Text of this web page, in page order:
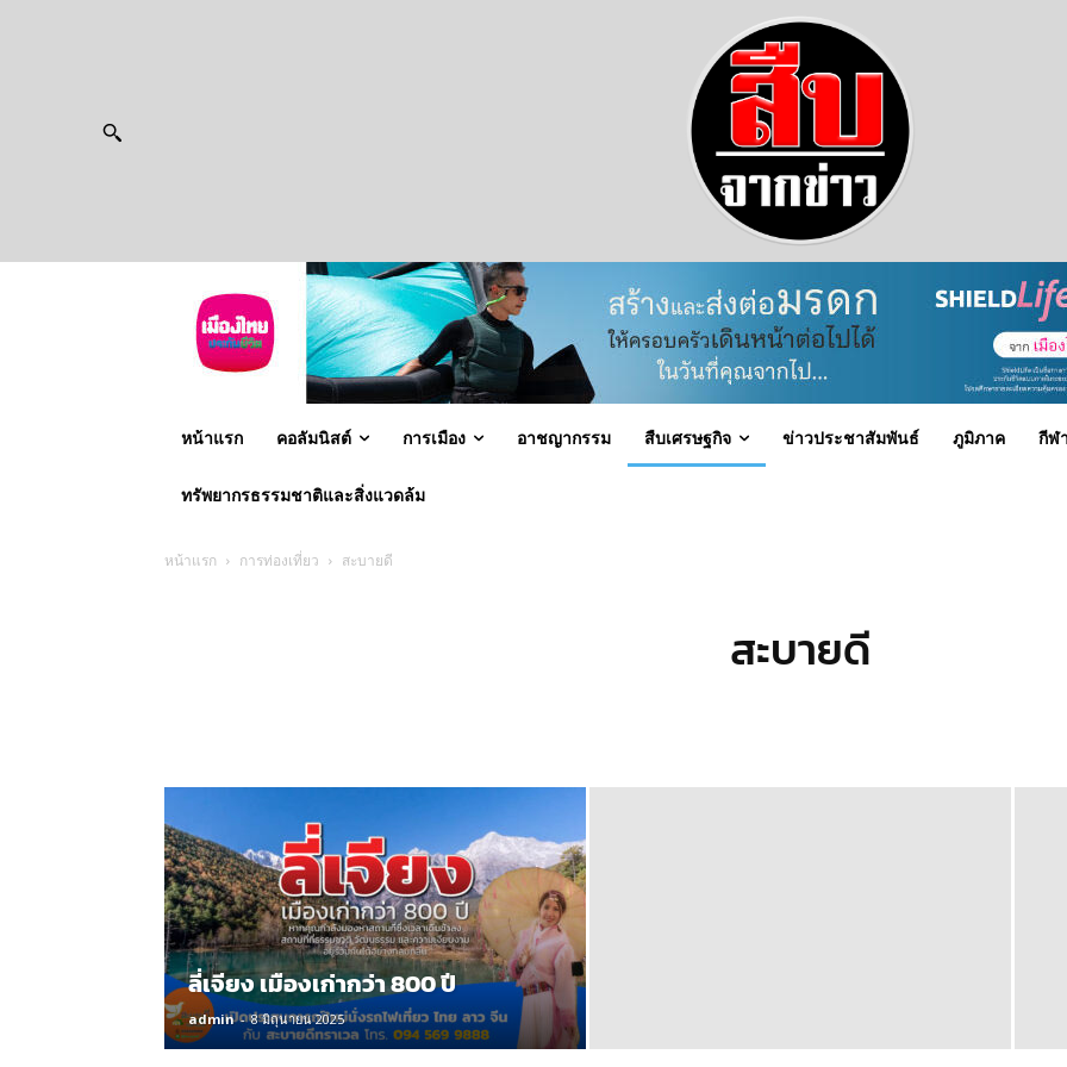
หน้าแรก คอลัมนิสต์ การเมือง อาชญากรรม สืบเศรษฐกิจ ข่าวประชาสัมพันธ์ ภูมิภาค กีฬา
ทรัพยากรธรรมชาติและสิ่งแวดล้ม
หน้าแรก การท่องเที่ยว สะบายดี
สะบายดี
ลี่เจียง เมืองเก่ากว่า 800 ปี
admin - 8 มิถุนายน 2025